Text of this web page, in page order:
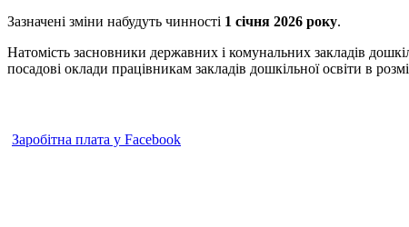
Зазначені зміни набудуть чинності 1 січня 2026 року.
Натомість засновники державних і комунальних закладів
посадові оклади працівникам закладів дошкільної освіти в
Заробітна плата у Facebook